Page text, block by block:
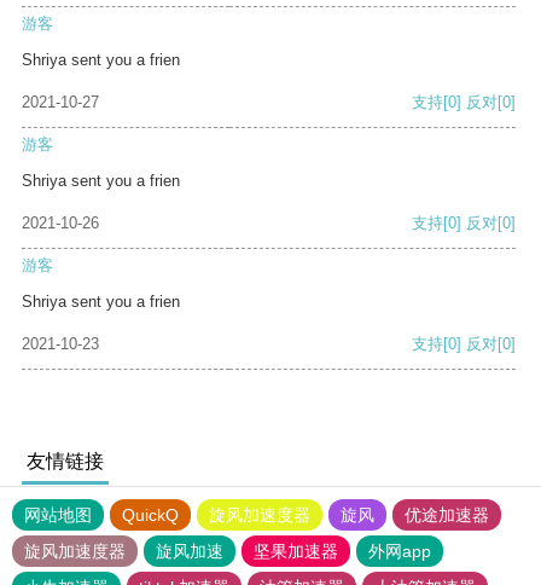
游客
Shriya sent you a frien
2021-10-27 支持[0] 反对[0]
游客
Shriya sent you a frien
2021-10-26 支持[0] 反对[0]
游客
Shriya sent you a frien
2021-10-23 支持[0] 反对[0]
友情链接
网站地图 QuickQ 旋风加速度器 旋风
优途加速器
旋风加速度器
旋风加速 坚果加速器
外网app